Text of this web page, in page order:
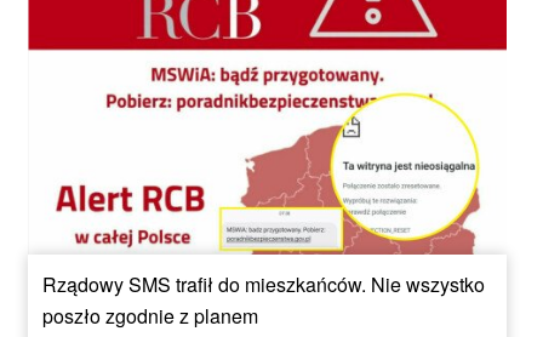
Rządowy SMS trafił do mieszkańców. Nie wszystko
poszło zgodnie z planem